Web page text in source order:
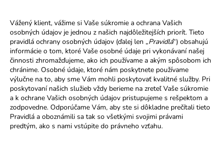
Vážený klient, vážime si Vaše súkromie a ochrana Vašich
osobných údajov je jednou z našich najdôležitejších priorít. Tieto
pravidlá ochrany osobných údajov (ďalej len „Pravidlá“) obsahujú
informácie o tom, ktoré Vaše osobné údaje pri vykonávaní našej
činnosti zhromažďujeme, ako ich používame a akým spôsobom ich
chránime. Osobné údaje, ktoré nám poskytnete používame
výlučne na to, aby sme Vám mohli poskytovať kvalitné služby. Pri
poskytovaní našich služieb vždy berieme na zreteľ Vaše súkromie
a k ochrane Vašich osobných údajov pristupujeme s rešpektom a
zodpovedne. Odporúčame Vám, aby ste si dôkladne prečítali tieto
Pravidlá a oboznámili sa tak so všetkými svojimi právami
predtým, ako s nami vstúpite do právneho vzťahu.
e
?
SUCHEN
W
i